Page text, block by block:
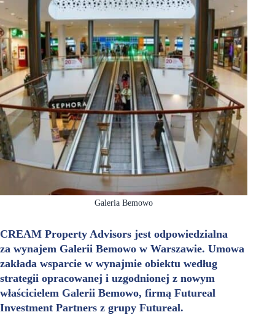
Galeria Bemowo
CREAM Property Advisors jest odpowiedzialna
za wynajem Galerii Bemowo w Warszawie. Umowa
zakłada wsparcie w wynajmie obiektu według
strategii opracowanej i uzgodnionej z nowym
właścicielem Galerii Bemowo, firmą Futureal
Investment Partners z grupy Futureal.